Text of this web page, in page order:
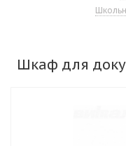
Шкаф для